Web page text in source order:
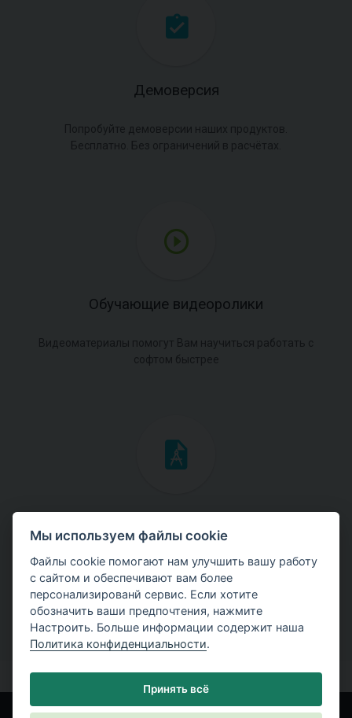
Демоверсия
Попробуйте демоверсии наших продуктов.
Бесплатно. Без ограничений в расчётах.
Обучающие видеоролики
Видеоматериалы помогут Вам научиться работать с
софтом быстрее
Скачайте мануалы с теоретическими и практическими
примерами использования программ.
Мы используем файлы cookie
Файлы cookie помогают нам улучшить вашу работу
с сайтом и обеспечивают вам более
персонализированй сервис. Если хотите
обозначить ваши предпочтения, нажмите
Настроить. Больше информации содержит наша
Политика конфиденциальности.
Принять всё